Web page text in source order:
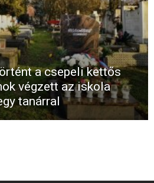
a csepeli kettős
végzett az iskola
tanárral